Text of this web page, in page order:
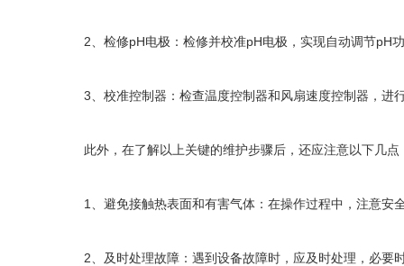
2、检修pH电极：检修并校准pH电极，实现自动调节pH
3、校准控制器：检查温度控制器和风扇速度控制器，进
此外，在了解以上关键的维护步骤后，还应注意以下几点
1、避免接触热表面和有害气体：在操作过程中，注意安
2、及时处理故障：遇到设备故障时，应及时处理，必要